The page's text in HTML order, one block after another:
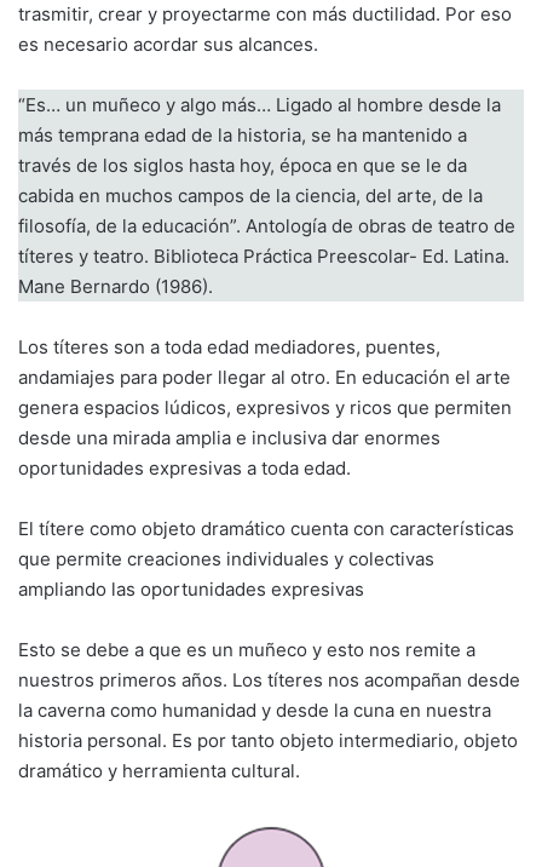
trasmitir, crear y proyectarme con más ductilidad. Por eso
es necesario acordar sus alcances.
“Es… un muñeco y algo más… Ligado al hombre desde la
más temprana edad de la historia, se ha mantenido a
través de los siglos hasta hoy, época en que se le da
cabida en muchos campos de la ciencia, del arte, de la
filosofía, de la educación”. Antología de obras de teatro de
títeres y teatro. Biblioteca Práctica Preescolar- Ed. Latina.
Mane Bernardo (1986).
Los títeres son a toda edad mediadores, puentes,
andamiajes para poder llegar al otro. En educación el arte
genera espacios lúdicos, expresivos y ricos que permiten
desde una mirada amplia e inclusiva dar enormes
oportunidades expresivas a toda edad.
El títere como objeto dramático cuenta con características
que permite creaciones individuales y colectivas
ampliando las oportunidades expresivas
Esto se debe a que es un muñeco y esto nos remite a
nuestros primeros años. Los títeres nos acompañan desde
la caverna como humanidad y desde la cuna en nuestra
historia personal. Es por tanto objeto intermediario, objeto
dramático y herramienta cultural.